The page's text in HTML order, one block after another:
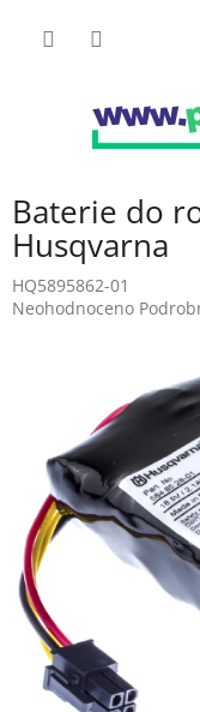
Baterie do
Husqvarna
HQ5895862-01
Průměrné
hvězdiček.
Neohodnoceno